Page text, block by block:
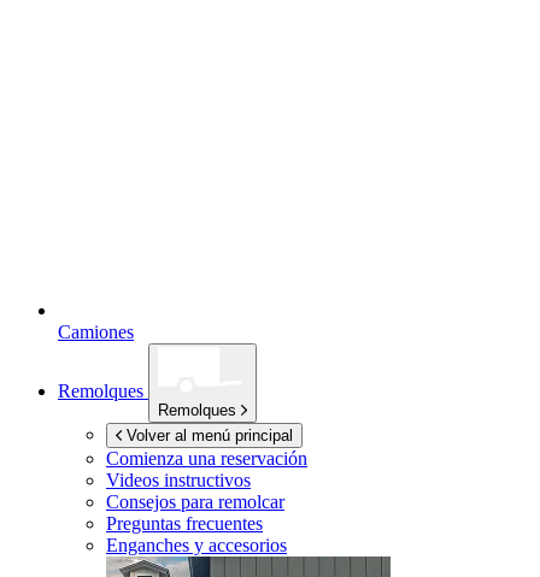
Camiones
Remolques
Remolques
Volver al menú principal
Comienza una reservación
Videos instructivos
Consejos para remolcar
Preguntas frecuentes
Enganches y accesorios